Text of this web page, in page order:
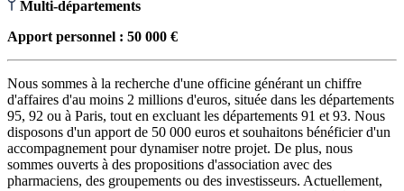
Multi-départements
Apport personnel : 50 000 €
Nous sommes à la recherche d'une officine générant un chiffre
d'affaires d'au moins 2 millions d'euros, située dans les départements
95, 92 ou à Paris, tout en excluant les départements 91 et 93. Nous
disposons d'un apport de 50 000 euros et souhaitons bénéficier d'un
accompagnement pour dynamiser notre projet. De plus, nous
sommes ouverts à des propositions d'association avec des
pharmaciens, des groupements ou des investisseurs. Actuellement,